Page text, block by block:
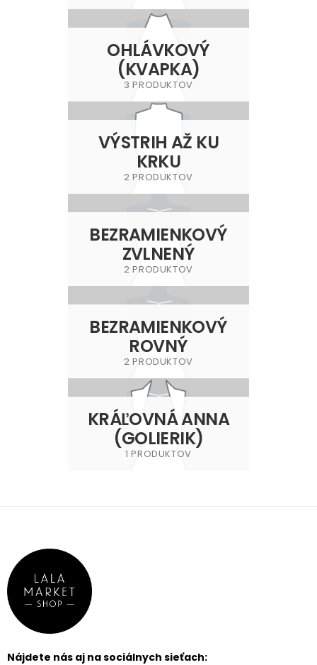
OHLÁVKOVÝ
(KVAPKA)
3 PRODUKTOV
VÝSTRIH AŽ KU
KRKU
2 PRODUKTOV
BEZRAMIENKOVÝ
ZVLNENÝ
2 PRODUKTOV
BEZRAMIENKOVÝ
ROVNÝ
2 PRODUKTOV
KRÁĽOVNÁ ANNA
(GOLIERIK)
1 PRODUKTOV
Nájdete nás aj na sociálnych sieťach: